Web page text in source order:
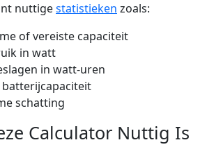
nuttigestatistieken zoals:
of vereiste capaciteit
in watt
in watt-uren
schatting
Calculator Nuttig Is